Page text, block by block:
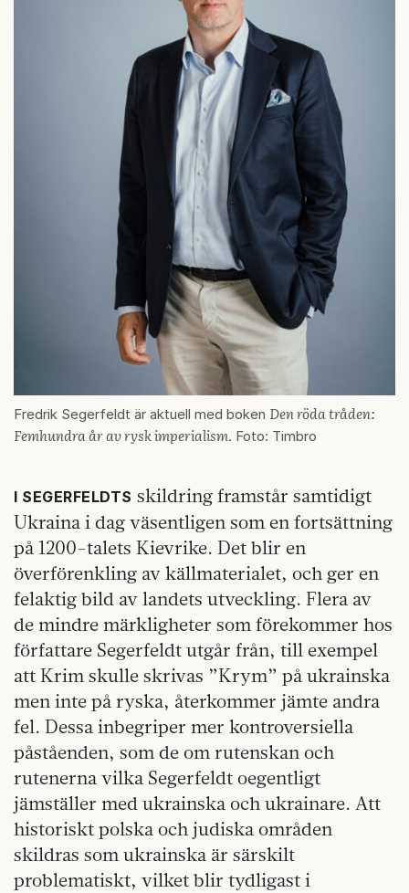
Fredrik Segerfeldt är aktuell med boken Den röda tråden:
Femhundra år av rysk imperialism. Foto: Timbro
I SEGERFELDTS skildring framstår samtidigt
Ukraina i dag väsentligen som en fortsättning
på 1200-talets Kievrike. Det blir en
överförenkling av källmaterialet, och ger en
felaktig bild av landets utveckling. Flera av
de mindre märkligheter som förekommer hos
författare Segerfeldt utgår från, till exempel
att Krim skulle skrivas ”Krym” på ukrainska
men inte på ryska, återkommer jämte andra
fel. Dessa inbegriper mer kontroversiella
påståenden, som de om rutenskan och
rutenerna vilka Segerfeldt oegentligt
jämställer med ukrainska och ukrainare. Att
historiskt polska och judiska områden
skildras som ukrainska är särskilt
problematiskt, vilket blir tydligast i